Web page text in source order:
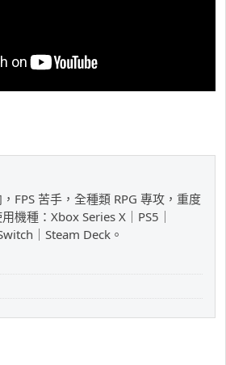
FPS 苦手，全種類 RPG 專攻，重度
機種：Xbox Series X｜PS5｜
｜Steam Deck。